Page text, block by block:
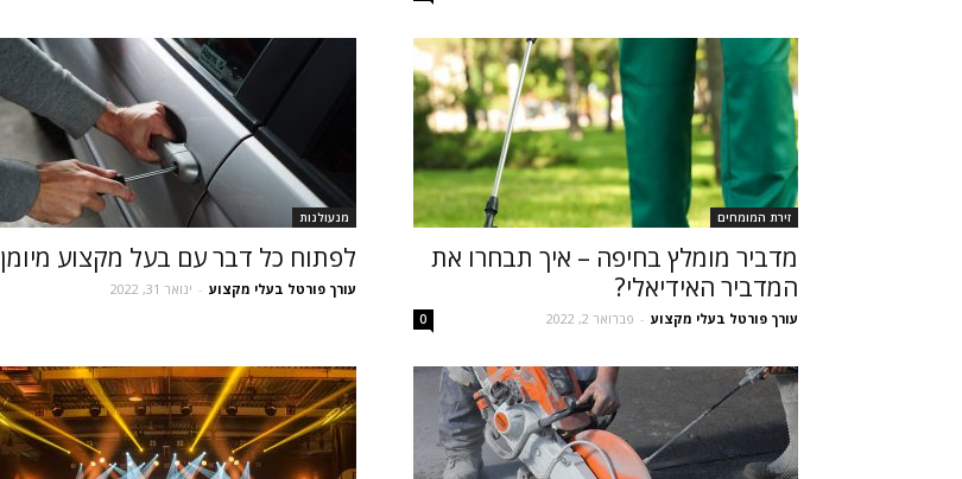
זירת המומחים
מדביר מומלץ בחיפה – איך תבחרו את
המדביר האידיאלי?
עורך פורטל בעלי מקצוע - פברואר 2, 2022 0
מנעולנות
לפתוח כל דבר עם בעל מקצוע מיומן
עורך פורטל בעלי מקצוע - ינואר 31, 2022